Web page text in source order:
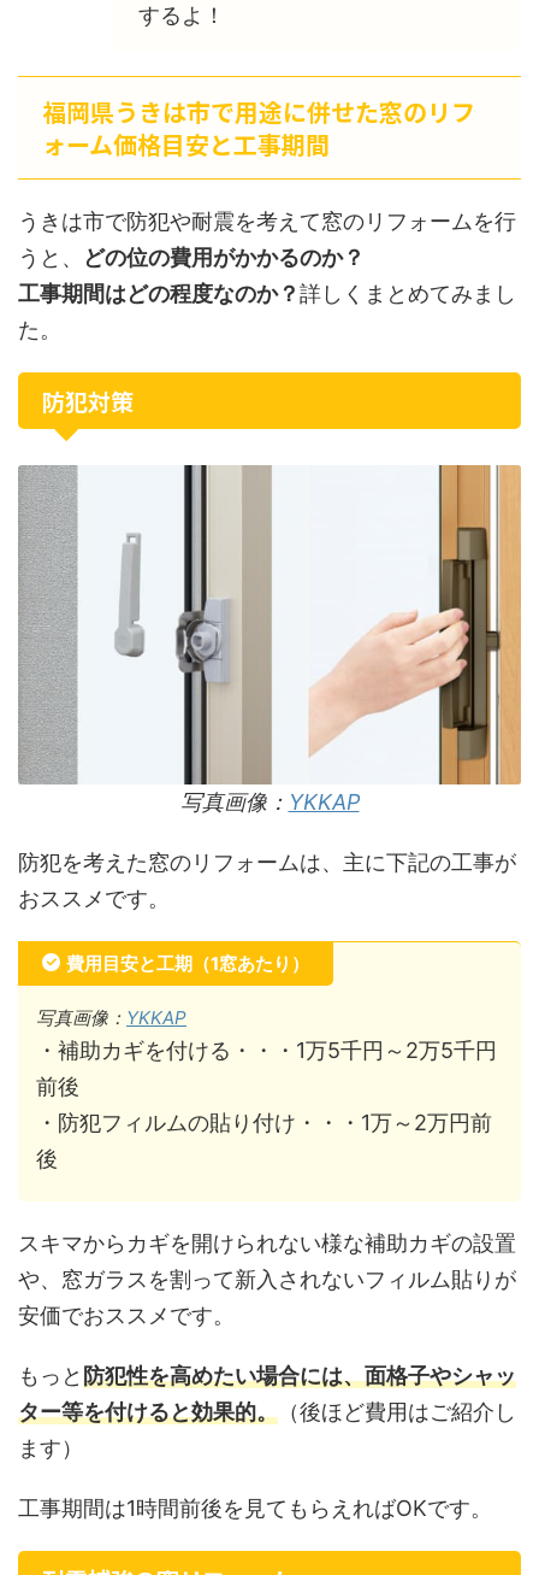
するよ！
福岡県うきは市で用途に併せた窓のリフ
ォーム価格目安と工事期間
うきは市で防犯や耐震を考えて窓のリフォームを行
うと、
どの位の費用がかかるのか？
工事期間はどの程度なのか？詳しくまとめてみまし
た。
防犯対策
写真画像： YKKAP
防犯を考えた窓のリフォームは、主に下記の工事が
おススメです。
費用目安と工期（1窓あたり）
写真画像： YKKAP
・補助カギを付ける・・・1万5千円～2万5千円
前後
・防犯フィルムの貼り付け・・・1万～2万円前
後
スキマからカギを開けられない様な補助カギの設置
や、窓ガラスを割って新入されないフィルム貼りが
安価でおススメです。
もっと防犯性を高めたい場合には、面格子やシャッ
ター等を付けると効果的。 （後ほど費用はご紹介し
ます）
工事期間は1時間前後を見てもらえればOKです。